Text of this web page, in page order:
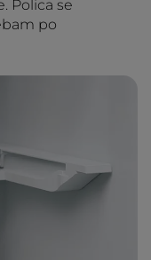
Polica se
po